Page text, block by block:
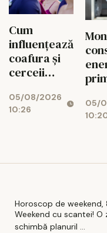
Cum
influențează
coafura și
cerceii
care o lași la
prima
05/08/2026
10:26
05/
Horoscop de
Weekend cu scantei!
schimbă planuril ...